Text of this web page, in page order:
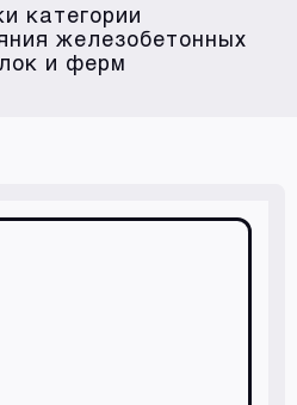
категории
железобетонных
и ферм